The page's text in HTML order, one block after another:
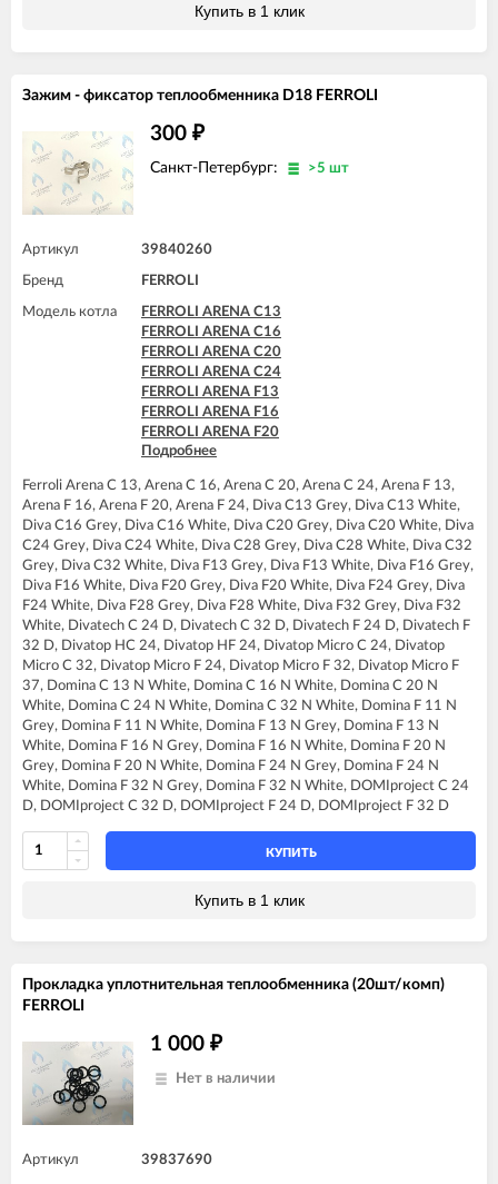
Купить в 1 клик
Зажим - фиксатор теплообменника D18 FERROLI
300 ₽
Санкт-Петербург: >5 шт
Артикул 39840260
Бренд FERROLI
Модель котла
FERROLI ARENA C13
FERROLI ARENA C16
FERROLI ARENA C20
FERROLI ARENA C24
FERROLI ARENA F13
FERROLI ARENA F16
FERROLI ARENA F20
FERROLI ARENA F24
FERROLI DIVA C16
FERROLI DIVA C20
FERROLI DIVA C24
FERROLI DIVA C28
FERROLI DIVA C32
FERROLI DIVA F13
FERROLI DIVA F16
FERROLI DIVA F20
FERROLI DIVA F24
FERROLI DIVA F28
FERROLI DIVA F32
FERROLI DIVA F37
FERROLI DIVA HC24
FERROLI DIVA HF24
FERROLI DIVA HF32
FERROLI DIVAproject F24
FERROLI DIVAtech C24 D
FERROLI DIVAtech C32 D
FERROLI DIVAtech D C24
FERROLI DIVAtech D C32
FERROLI DIVAtech D F24
FERROLI DIVAtech D F32
FERROLI DIVAtech F24 D
FERROLI DIVAtop HC24
FERROLI DIVAtop HF24
FERROLI DIVAtop micro C24
FERROLI DIVAtop micro F37
Подробнее
Ferroli Arena C 13, Arena C 16, Arena C 20, Arena C 24, Arena F 13,
Arena F 16, Arena F 20, Arena F 24, Diva C13 Grey, Diva C13 White,
Diva C16 Grey, Diva C16 White, Diva C20 Grey, Diva C20 White, Diva
C24 Grey, Diva C24 White, Diva C28 Grey, Diva C28 White, Diva C32
Grey, Diva C32 White, Diva F13 Grey, Diva F13 White, Diva F16 Grey,
Diva F16 White, Diva F20 Grey, Diva F20 White, Diva F24 Grey, Diva
F24 White, Diva F28 Grey, Diva F28 White, Diva F32 Grey, Diva F32
White, Divatech C 24 D, Divatech C 32 D, Divatech F 24 D, Divatech F
32 D, Divatop HC 24, Divatop HF 24, Divatop Micro C 24, Divatop
Micro C 32, Divatop Micro F 24, Divatop Micro F 32, Divatop Micro F
37, Domina C 13 N White, Domina C 16 N White, Domina C 20 N
White, Domina C 24 N White, Domina C 32 N White, Domina F 11 N
Grey, Domina F 11 N White, Domina F 13 N Grey, Domina F 13 N
White, Domina F 16 N Grey, Domina F 16 N White, Domina F 20 N
Grey, Domina F 20 N White, Domina F 24 N Grey, Domina F 24 N
White, Domina F 32 N Grey, Domina F 32 N White, DOMIproject C 24
D, DOMIproject C 32 D, DOMIproject F 24 D, DOMIproject F 32 D
КУПИТЬ
Купить в 1 клик
Прокладка уплотнительная теплообменника (20шт/комп)
FERROLI
1 000 ₽
Нет в наличии
Артикул 39837690